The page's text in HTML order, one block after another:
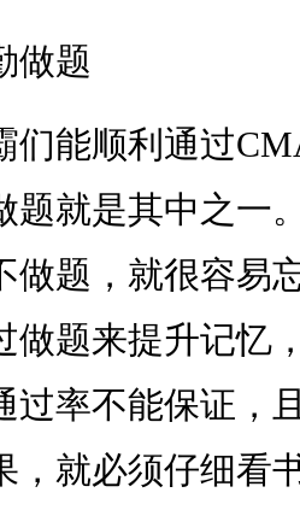
题
能顺利通过
题就是其中之一
做题，就很容易
做题来提升记忆
过率不能保证，
，就必须仔细看